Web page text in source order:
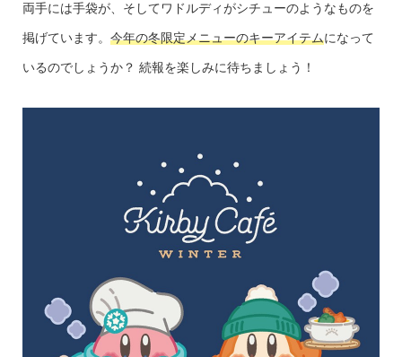
両手には手袋が、そしてワドルディがシチューのようなものを
掲げています。 今年の冬限定メニューのキーアイテムになって
いるのでしょうか？ 続報を楽しみに待ちましょう！